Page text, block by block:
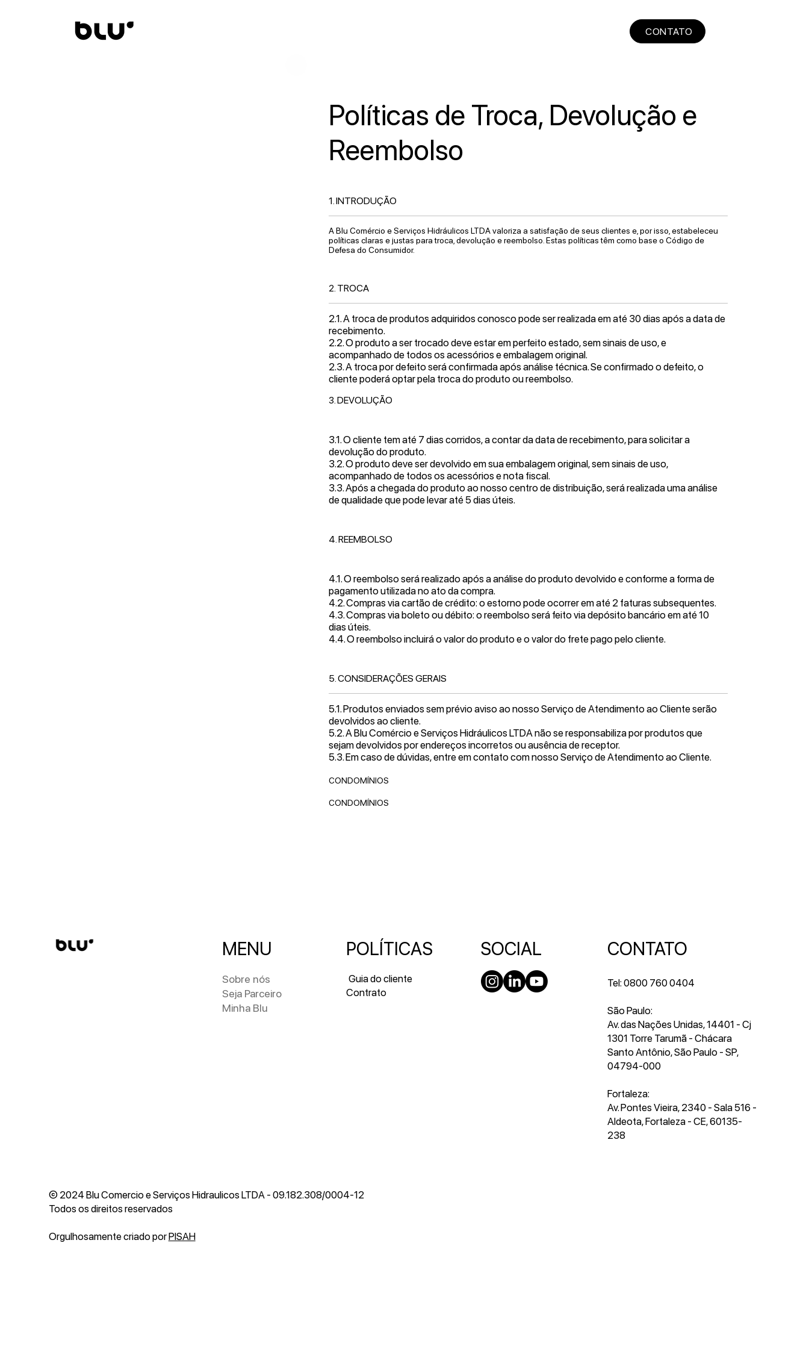
CONTATO
A Blu Comércio e Serviços Hidráulicos LTDA valoriza a satisfação de seus clientes e, por isso, estabeleceu
políticas claras e justas para troca, devolução e reembolso. Estas políticas têm como base o Código de
Defesa do Consumidor.
1. INTRODUÇÃO
2. TROCA
2.1. A troca de produtos adquiridos conosco pode ser realizada em até 30 dias após a data de
recebimento.
2.2. O produto a ser trocado deve estar em perfeito estado, sem sinais de uso, e
acompanhado de todos os acessórios e embalagem original.
2.3. A troca por defeito será confirmada após análise técnica. Se confirmado o defeito, o
cliente poderá optar pela troca do produto ou reembolso.
5. CONSIDERAÇÕES GERAIS
5.1. Produtos enviados sem prévio aviso ao nosso Serviço de Atendimento ao Cliente serão
devolvidos ao cliente.
5.2. A Blu Comércio e Serviços Hidráulicos LTDA não se responsabiliza por produtos que
sejam devolvidos por endereços incorretos ou ausência de receptor.
5.3. Em caso de dúvidas, entre em contato com nosso Serviço de Atendimento ao Cliente.
Políticas de Troca, Devolução e
Reembolso
CONDOMÍNIOS
3.1. O cliente tem até 7 dias corridos, a contar da data de recebimento, para solicitar a
devolução do produto.
3.2. O produto deve ser devolvido em sua embalagem original, sem sinais de uso,
acompanhado de todos os acessórios e nota fiscal.
3.3. Após a chegada do produto ao nosso centro de distribuição, será realizada uma análise
de qualidade que pode levar até 5 dias úteis.
3. DEVOLUÇÃO
4.1. O reembolso será realizado após a análise do produto devolvido e conforme a forma de
pagamento utilizada no ato da compra.
4.2. Compras via cartão de crédito: o estorno pode ocorrer em até 2 faturas subsequentes.
4.3. Compras via boleto ou débito: o reembolso será feito via depósito bancário em até 10
dias úteis.
4.4. O reembolso incluirá o valor do produto e o valor do frete pago pelo cliente.
4. REEMBOLSO
CONDOMÍNIOS
Sobre nós
Seja Parceiro
Minha Blu
MENU POLÍTICAS
Guia do cliente
Contrato
SOCIAL CONTATO
Tel: 0800 760 0404
São Paulo:
Av. das Nações Unidas, 14401 - Cj
1301 Torre Tarumã - Chácara
Santo Antônio, São Paulo - SP,
04794-000
Fortaleza:
Av. Pontes Vieira, 2340 - Sala 516 -
Aldeota, Fortaleza - CE, 60135-
238
© 2024 Blu Comercio e Serviços Hidraulicos LTDA - 09.182.308/0004-12
Todos os direitos reservados
Orgulhosamente criado porPISAH